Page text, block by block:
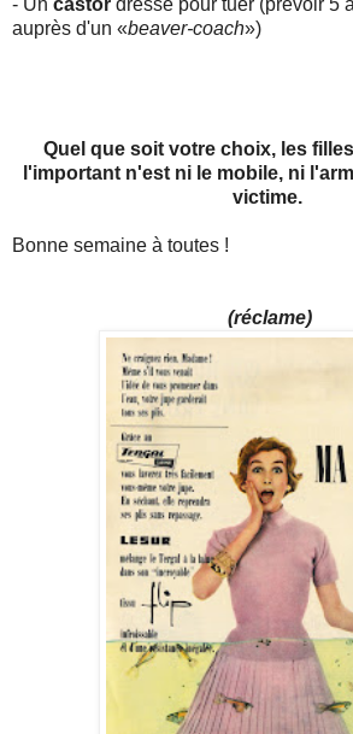
auprès d'un «beaver-coach»)
Quel que soit votre choix, les
l'important n'est ni le mobile, ni
victime.
Bonne semaine à toutes !
(réclame)